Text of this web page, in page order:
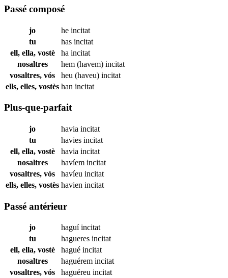
Passé composé
jo he incitat
tu
has incitat
ell, ella, vostè
ha incitat
nosaltres
hem (havem) incitat
vosaltres, vós
heu (haveu) incitat
ells, elles, vostès han incitat
Plus-que-parfait
jo havia incitat
tu
havies incitat
ell, ella, vostè
havia incitat
nosaltres
havíem incitat
vosaltres, vós
havíeu incitat
ells, elles, vostès havien incitat
Passé antérieur
jo haguíincitat
tu
hagueres incitat
ell, ella, vostè
hagué incitat
nosaltres
haguérem incitat
vosaltres, vós
haguéreu incitat